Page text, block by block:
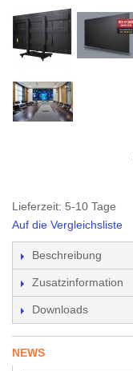
Lieferzeit: 5-10 Tage
Auf die Vergleichsliste
Beschreibung
Zusatzinformation
Downloads
NEWS